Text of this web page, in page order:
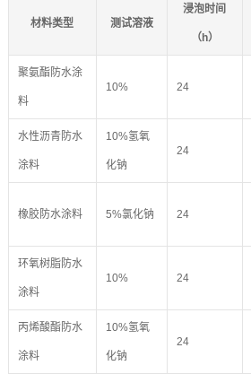
材料类型 测试溶液
浸泡时间
（h）
聚氨酯防水涂
料
10% 24
水性沥青防水
涂料
10%氢氧
化钠
24
橡胶防水涂料 5%氯化钠 24
环氧树脂防水
涂料
10% 24
丙烯酸酯防水
涂料
10%氢氧
化钠
24